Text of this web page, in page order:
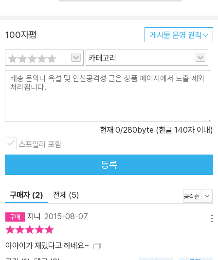
100자평 게시물 운영 원칙
카테고리
현재 0/280byte (한글 140자 이내)
스포일러 포함
등록
구매자 (2) 전체 (5)
지니 2015-08-07
아아이가 재밌다고 하네요~